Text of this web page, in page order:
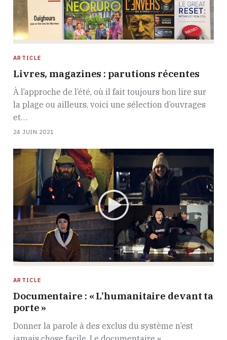
ARTICLE
Livres, magazines : parutions récentes
À l’approche de l’été, où il fait toujours bon lire sur
la plage ou ailleurs, voici une sélection d’ouvrages
et…
24 JUIN 2021
ARTICLE
Documentaire : « L’humanitaire devant ta
porte »
Donner la parole à des exclus du système n’est